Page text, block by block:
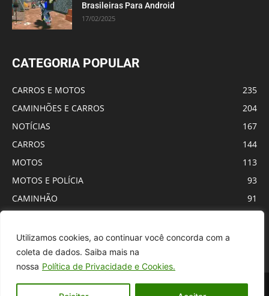
Utilizamos cookies, ao continuar você concorda com a
coleta de dados. Saiba mais na
nossa Política de Privacidade e Cookies.
Brasileiras Para Android
17/02/2025
CATEGORIA POPULAR
CARROS E MOTOS
235
CAMINHÕES E CARROS
204
NOTÍCIAS
167
CARROS
144
MOTOS
113
MOTOS E POLÍCIA
93
CAMINHÃO
91
FARMING SIMULATOR ANDROID
Sobre Nós Contato Política de privacidade